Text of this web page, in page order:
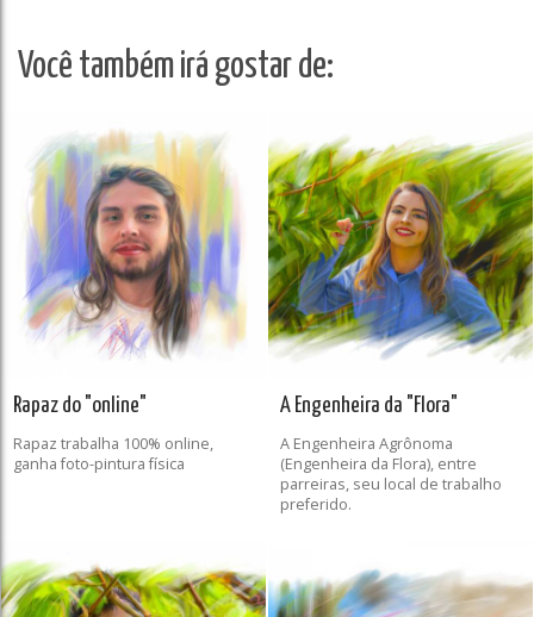
Você também irá gostar de:
Rapaz do "online"
Rapaz trabalha 100% online,
ganha foto-pintura física
A Engenheira da "Flora"
A Engenheira Agrônoma
(Engenheira da Flora), entre
parreiras, seu local de trabalho
preferido.